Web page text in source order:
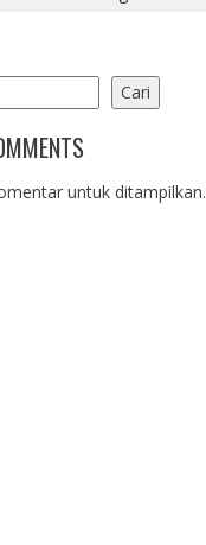
Cari
untuk ditampilkan.